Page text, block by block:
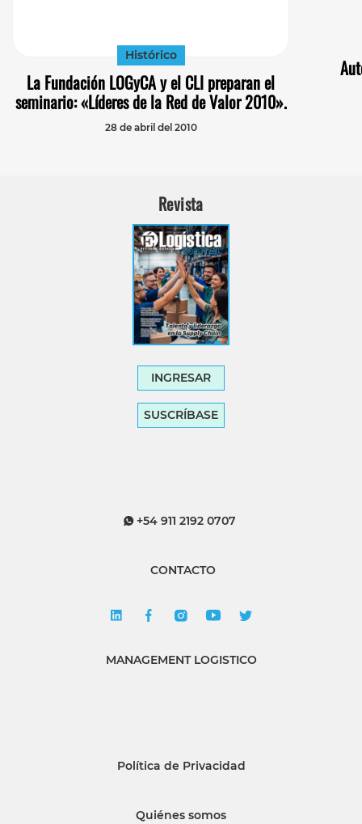
Histórico
La Fundación LOGyCA y el CLI preparan el
seminario: «Líderes de la Red de Valor 2010».
28 de abril del 2010
Revista
INGRESAR
SUSCRÍBASE
+54 911 2192 0707
CONTACTO
MANAGEMENT LOGISTICO
Política de Privacidad
Quiénes somos